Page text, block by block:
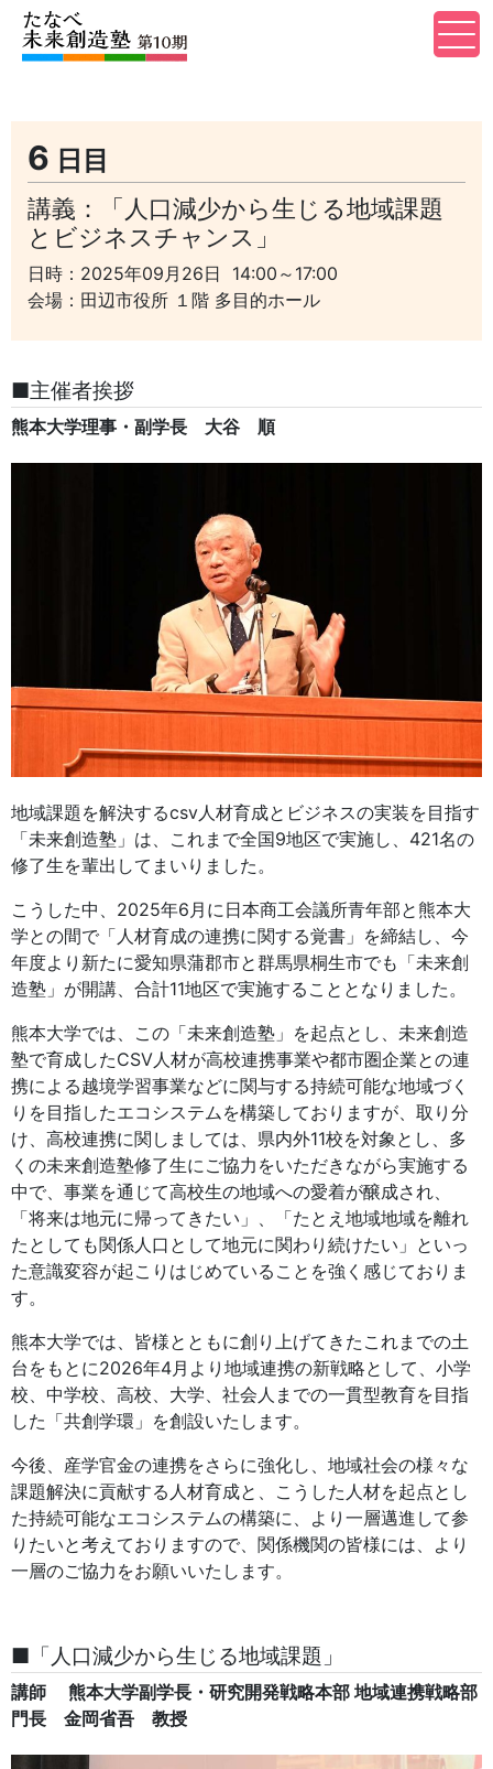
6 日目
講義：「人口減少から生じる地域課題
とビジネスチャンス」
日時：2025年09月26日 14:00～17:00
会場：田辺市役所 １階 多目的ホール
■主催者挨拶
熊本大学理事・副学長 大谷 順
地域課題を解決するcsv人材育成とビジネスの実装を目指す
「未来創造塾」は、これまで全国9地区で実施し、421名の
修了生を輩出してまいりました。
こうした中、2025年6月に日本商工会議所青年部と熊本大
学との間で「人材育成の連携に関する覚書」を締結し、今
年度より新たに愛知県蒲郡市と群馬県桐生市でも「未来創
造塾」が開講、合計11地区で実施することとなりました。
熊本大学では、この「未来創造塾」を起点とし、未来創造
塾で育成したCSV人材が高校連携事業や都市圏企業との連
携による越境学習事業などに関与する持続可能な地域づく
りを目指したエコシステムを構築しておりますが、取り分
け、高校連携に関しましては、県内外11校を対象とし、多
くの未来創造塾修了生にご協力をいただきながら実施する
中で、事業を通じて高校生の地域への愛着が醸成され、
「将来は地元に帰ってきたい」、「たとえ地域地域を離れ
たとしても関係人口として地元に関わり続けたい」といっ
た意識変容が起こりはじめていることを強く感じておりま
す。
熊本大学では、皆様とともに創り上げてきたこれまでの土
台をもとに2026年4月より地域連携の新戦略として、小学
校、中学校、高校、大学、社会人までの一貫型教育を目指
した「共創学環」を創設いたします。
今後、産学官金の連携をさらに強化し、地域社会の様々な
課題解決に貢献する人材育成と、こうした人材を起点とし
た持続可能なエコシステムの構築に、より一層邁進して参
りたいと考えておりますので、関係機関の皆様には、より
一層のご協力をお願いいたします。
■「⼈⼝減少から⽣じる地域課題」
講師 熊本大学副学長・研究開発戦略本部 地域連携戦略部
門長 金岡省吾 教授